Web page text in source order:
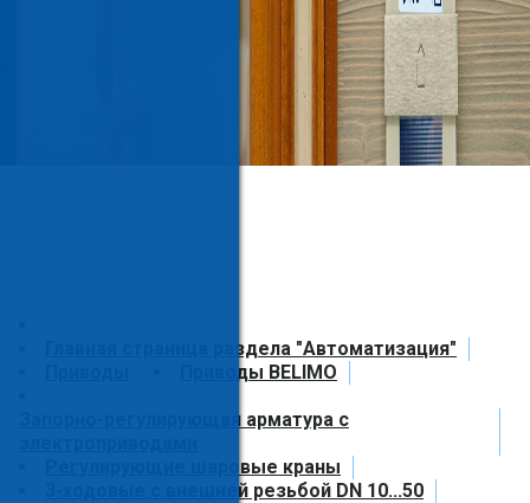
Главная страница раздела "Автоматизация"
Приводы BELIMO
Запорно-регулирующая арматура с
Регулирующие шаровые краны
3-ходовые с внешней резьбой DN 10...50